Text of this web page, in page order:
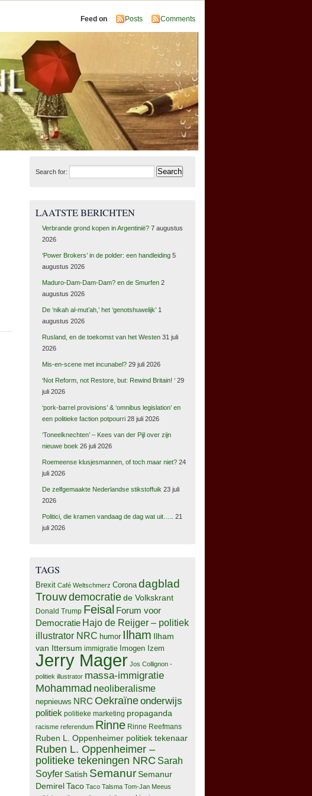
Feed on Posts Comments
Search for:
LAATSTE BERICHTEN
Verbrande grond kopen in Argentinië? 7 augustus
2026
‘Power Brokers’ in de polder: een handleiding 5
augustus 2026
Maduro-Dam-Dam-Dam? en de Smurfen 2
augustus 2026
De ‘nikah al-mut’ah,’ het ‘genotshuwelijk’ 1
augustus 2026
Rusland, en de toekomst van het Westen 31 juli
2026
Mis-en-scene met incunabel? 29 juli 2026
‘Not Reform, not Restore, but: Rewind Britain! ‘ 29
juli 2026
‘pork-barrel provisions’ & ‘omnibus legislation’ en
een politieke faction potpourri 28 juli 2026
‘Toneelknechten’ – Kees van der Pijl over zijn
nieuwe boek 26 juli 2026
Roemeense klusjesmannen, of toch maar niet? 24
juli 2026
De zelfgemaakte Nederlandse stikstoffuik 23 juli
2026
Politici, die kramen vandaag de dag wat uit…..
21
juli 2026
TAGS
Brexit Café Weltschmerz Corona dagblad
Trouwdemocratiede Volkskrant
Donald Trump Feisal Forum voor
Democratie Hajo de Reijger – politiek
illustrator NRC humor Ilham Ilham
van Ittersum immigratie Imogen Izem
Jerry Mager Jos Collignon -
politiek illustrator massa-immigratie
Mohammad neoliberalisme
nepnieuws NRC Oekraïneonderwijs
politiek politieke marketing propaganda
racisme referendum Rinne Rinne Reefmans
Ruben L. Oppenheimer politiek tekenaar
Ruben L. Oppenheimer –
politieke tekeningen NRC Sarah
Soyfer Satish SemanurSemanur
DemirelTaco Taco Talsma Tom-Jan Meeus